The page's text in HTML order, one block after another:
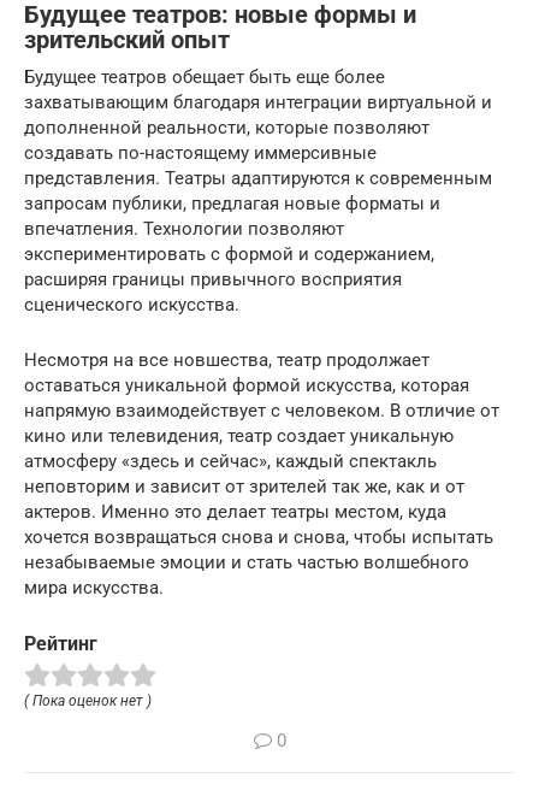
Будущее театров: новые формы и
зрительский опыт
Будущее театров обещает быть еще более
захватывающим благодаря интеграции виртуальной и
дополненной реальности, которые позволяют
создавать по-настоящему иммерсивные
представления. Театры адаптируются к современным
запросам публики, предлагая новые форматы и
впечатления. Технологии позволяют
экспериментировать с формой и содержанием,
расширяя границы привычного восприятия
сценического искусства.
Несмотря на все новшества, театр продолжает
оставаться уникальной формой искусства, которая
напрямую взаимодействует с человеком. В отличие от
кино или телевидения, театр создает уникальную
атмосферу «здесь и сейчас», каждый спектакль
неповторим и зависит от зрителей так же, как и от
актеров. Именно это делает театры местом, куда
хочется возвращаться снова и снова, чтобы испытать
незабываемые эмоции и стать частью волшебного
мира искусства.
Рейтинг
( Пока оценок нет )
0